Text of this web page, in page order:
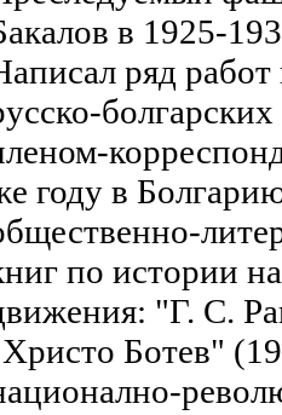
в 1925-
ряд
году в
по истории
"Г. С.
Ботев"